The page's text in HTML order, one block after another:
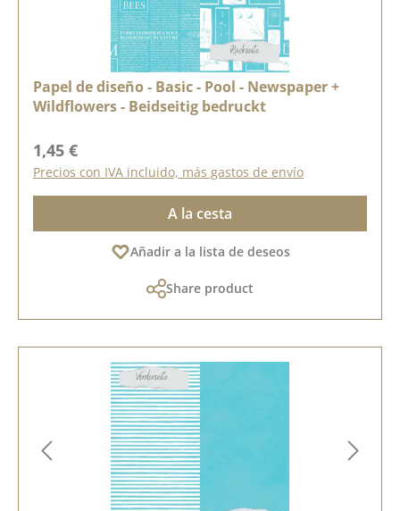
Papel de diseño - Basic - Pool - Newspaper +
Wildflowers - Beidseitig bedruckt
Precio normal:
1,45 €
Precios con IVA incluido, más gastos de envío
A la cesta
Añadir a la lista de deseos
Share product